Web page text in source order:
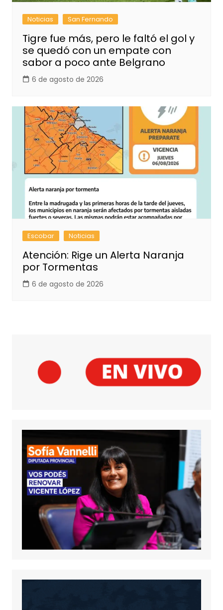
Noticias San Fernando
Tigre fue más, pero le faltó el gol y
se quedó con un empate con
sabor a poco ante Belgrano
6 de agosto de 2026
Escobar Noticias
Atención: Rige un Alerta Naranja
por Tormentas
6 de agosto de 2026